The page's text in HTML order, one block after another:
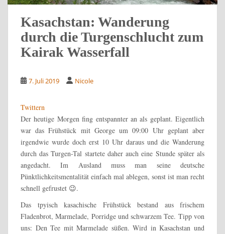
Kasachstan: Wanderung
durch die Turgenschlucht zum
Kairak Wasserfall
7. Juli 2019 Nicole
Twittern
Der heutige Morgen fing entspannter an als geplant. Eigentlich
war das Frühstück mit George um 09:00 Uhr geplant aber
irgendwie wurde doch erst 10 Uhr daraus und die Wanderung
durch das Turgen-Tal startete daher auch eine Stunde später als
angedacht. Im Ausland muss man seine deutsche
Pünktlichkeitsmentalität einfach mal ablegen, sonst ist man recht
schnell gefrustet 😉.
Das tpyisch kasachische Frühstück bestand aus frischem
Fladenbrot, Marmelade, Porridge und schwarzem Tee. Tipp von
uns: Den Tee mit Marmelade süßen. Wird in Kasachstan und